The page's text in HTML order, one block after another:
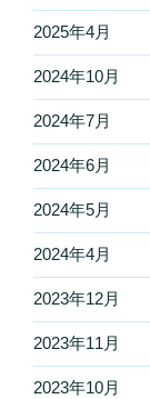
2025年4月
2024年10月
2024年7月
2024年6月
2024年5月
2024年4月
2023年12月
2023年11月
2023年10月